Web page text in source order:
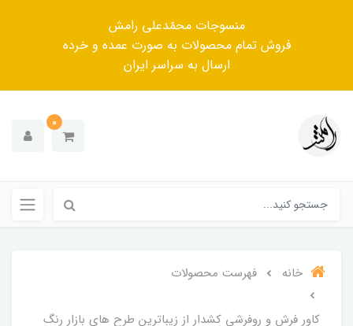
منسوجات محمّدعلی رامش
فروش تمام محصولات به صورت عمده و خرده
ارسال به سراسر ایران
0
خانه فهرست محصولات
کاور فرش و روفرشی کشدار از زیباترین طرح های بازار رنگ